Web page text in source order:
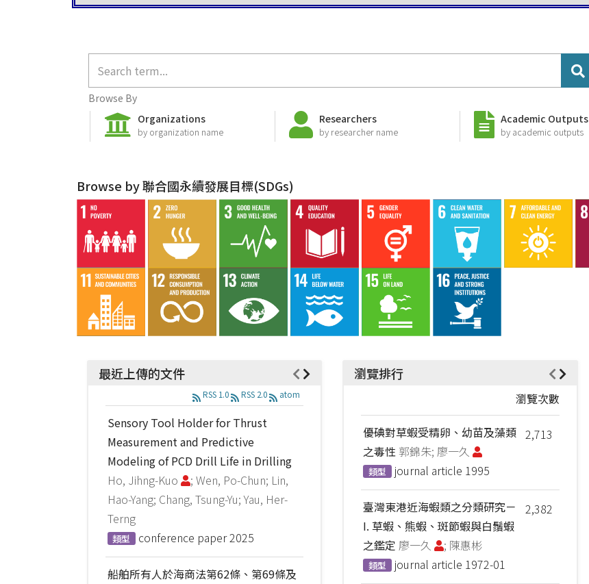
Browse By
Organizations
by organization name
Researchers
by researcher name
Academic Outputs
by academic outputs
Browse by 聯合國永續發展目標(SDGs)
最近上傳的文件
RSS 1.0 RSS 2.0 atom
Sensory Tool Holder for Thrust
Measurement and Predictive
Modeling of PCD Drill Life in Drilling
Ho, Jihng-Kuo
; Wen, Po-Chun; Lin,
Hao-Yang; Chang, Tsung-Yu; Yau, Her-
Terng
類型 conference paper2025
船舶所有人於海商法第62條、第69條及
瀏覽排行
瀏覽次數
2,713
優碘對草蝦受精卵、幼苗及藻類
之毒性郭錦朱; 廖一久
類型 journal article 1995
2,382
臺灣東港近海蝦類之分類研究－
I. 草蝦、熊蝦、斑節蝦與白鬚蝦
之鑑定 廖一久 ; 陳惠彬
類型 journal article 1972-01